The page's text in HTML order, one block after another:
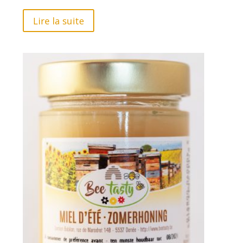
Lire la suite